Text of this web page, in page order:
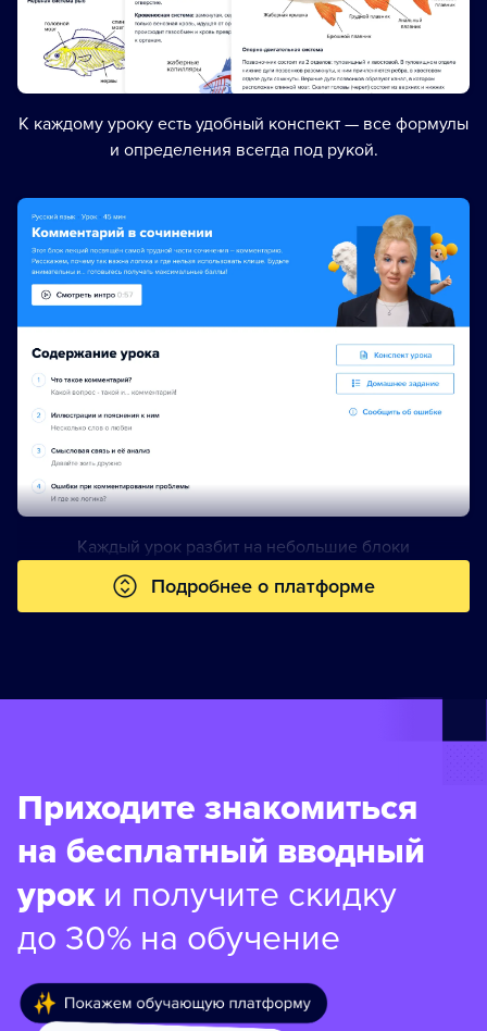
К каждому уроку есть удобный конспект — все формулы
и определения всегда под рукой.
Каждый урок разбит на небольшие блоки
Подробнее о платформе
Приходите знакомиться
на бесплатный вводный
уроки получите скидку
до 30% на обучение